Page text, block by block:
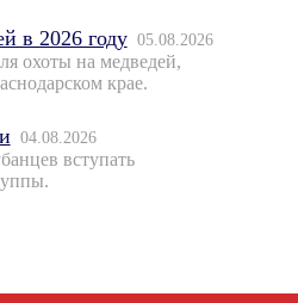
в 2026 году 05.08.2026
охоты на медведей,
крае.
04.08.2026
вступать